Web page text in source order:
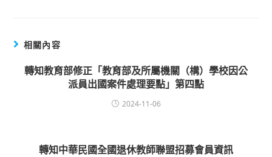
相關內容
轉知教育部修正「教育部及所屬機關（構）學校因公
派員出國案件處理要點」第四點
2024-11-06
轉知中華民國全國退休教師聯盟招募會員資訊